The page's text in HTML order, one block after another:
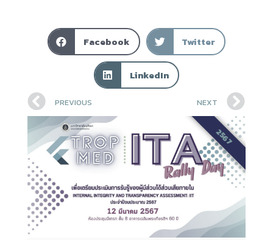
Facebook Twitter
LinkedIn
PREVIOUS NEXT
2567